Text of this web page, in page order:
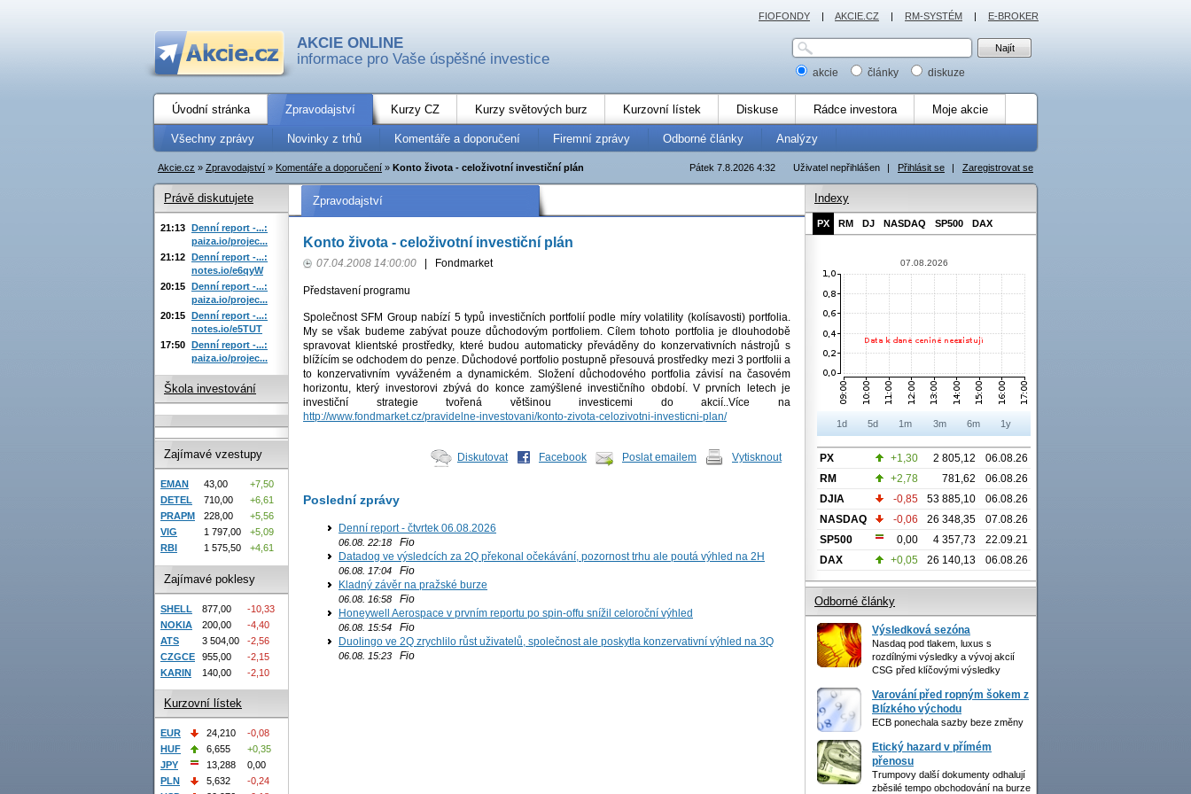
AKCIE ONLINE
informace pro Vaše úspěšné investice
akcie články diskuze
Úvodní stránka Zpravodajství Kurzy CZ Kurzy světových burz Kurzovní lístek Diskuse Rádce investora Moje akcie
Všechny zprávy Novinky z trhů Komentáře a doporučení Firemní zprávy Odborné články Analýzy
Uživatel nepřihlášen | Přihlásit se | Zaregistrovat se
Pátek 7.8.2026 4:32
Akcie.cz » Zpravodajství » Komentáře a doporučení » Konto života - celoživotní investiční plán
Zpravodajství
Konto života - celoživotní investiční plán
07.04.2008 14:00:00 Fondmarket
Představení programu
Společnost SFM Group nabízí 5 typů investičních portfolií podle míry volatility (kolísavosti) portfolia.
My se však budeme zabývat pouze důchodovým portfoliem. Cílem tohoto portfolia je dlouhodobě
spravovat klientské prostředky, které budou automaticky převáděny do konzervativních nástrojů s
blížícím se odchodem do penze. Důchodové portfolio postupně přesouvá prostředky mezi 3 portfolii a
to konzervativním vyváženém a dynamickém. Složení důchodového portfolia závisí na časovém
horizontu, který investorovi zbývá do konce zamýšlené investičního období. V prvních letech je
investiční strategie tvořená většinou investicemi do akcií..Více na
http://www.fondmarket.cz/pravidelne-investovani/konto-zivota-celozivotni-investicni-plan/
Diskutovat Facebook Poslat emailem Vytisknout
Poslední zprávy
Denní report - čtvrtek 06.08.2026
06.08. 22:18 Fio
Datadog ve výsledcích za 2Q překonal očekávání, pozornost trhu ale poutá výhled na 2H
06.08. 17:04 Fio
Kladný závěr na pražské burze
06.08. 16:58 Fio
Honeywell Aerospace v prvním reportu po spin-offu snížil celoroční výhled
06.08. 15:54 Fio
Duolingo ve 2Q zrychlilo růst uživatelů, společnost ale poskytla konzervativní výhled na 3Q
06.08. 15:23 Fio
Právě diskutujete
21:13 Denní report -...:
paiza.io/projec...
21:12 Denní report -...:
notes.io/e6qyW
20:15 Denní report -...:
paiza.io/projec...
20:15 Denní report -...:
notes.io/e5TUT
17:50 Denní report -...:
paiza.io/projec...
Škola investování
Zajímavé vzestupy
EMAN 43,00
+7,50
DETEL
710,00
+6,61
PRAPM
228,00
+5,56
VIG
1 797,00
+5,09
RBI
1 575,50 +4,61
Zajímavé poklesy
SHELL 877,00
-10,33
NOKIA
200,00
-4,40
ATS
3 504,00
-2,56
CZGCE
955,00
-2,15
KARIN
140,00 -2,10
Kurzovní lístek
EUR 24,210
-0,08
HUF
6,655
+0,35
JPY
13,288
0,00
PLN
5,632
-0,24
Indexy
PX RM DJ NASDAQ SP500 DAX
07.08.2026
1d 5d 1m 3m 6m 1y
PX +1,30 2 805,12
06.08.26
RM
+2,78 781,62
06.08.26
DJIA
-0,85 53 885,10
06.08.26
NASDAQ
-0,06 26 348,35
07.08.26
SP500
0,00 4 357,73
22.09.21
DAX
+0,05 26 140,13 06.08.26
Odborné články
Výsledková sezóna
Nasdaq pod tlakem, luxus s
rozdílnými výsledky a vývoj akcií
CSG před klíčovými výsledky
Varování před ropným šokem z
Blízkého východu
ECB ponechala sazby beze změny
Etický hazard v přímém
přenosu
Trumpovy další dokumenty odhalují
zběsilé tempo obchodování na burze
FIOFONDY | AKCIE.CZ | RM-SYSTÉM | E-BROKER